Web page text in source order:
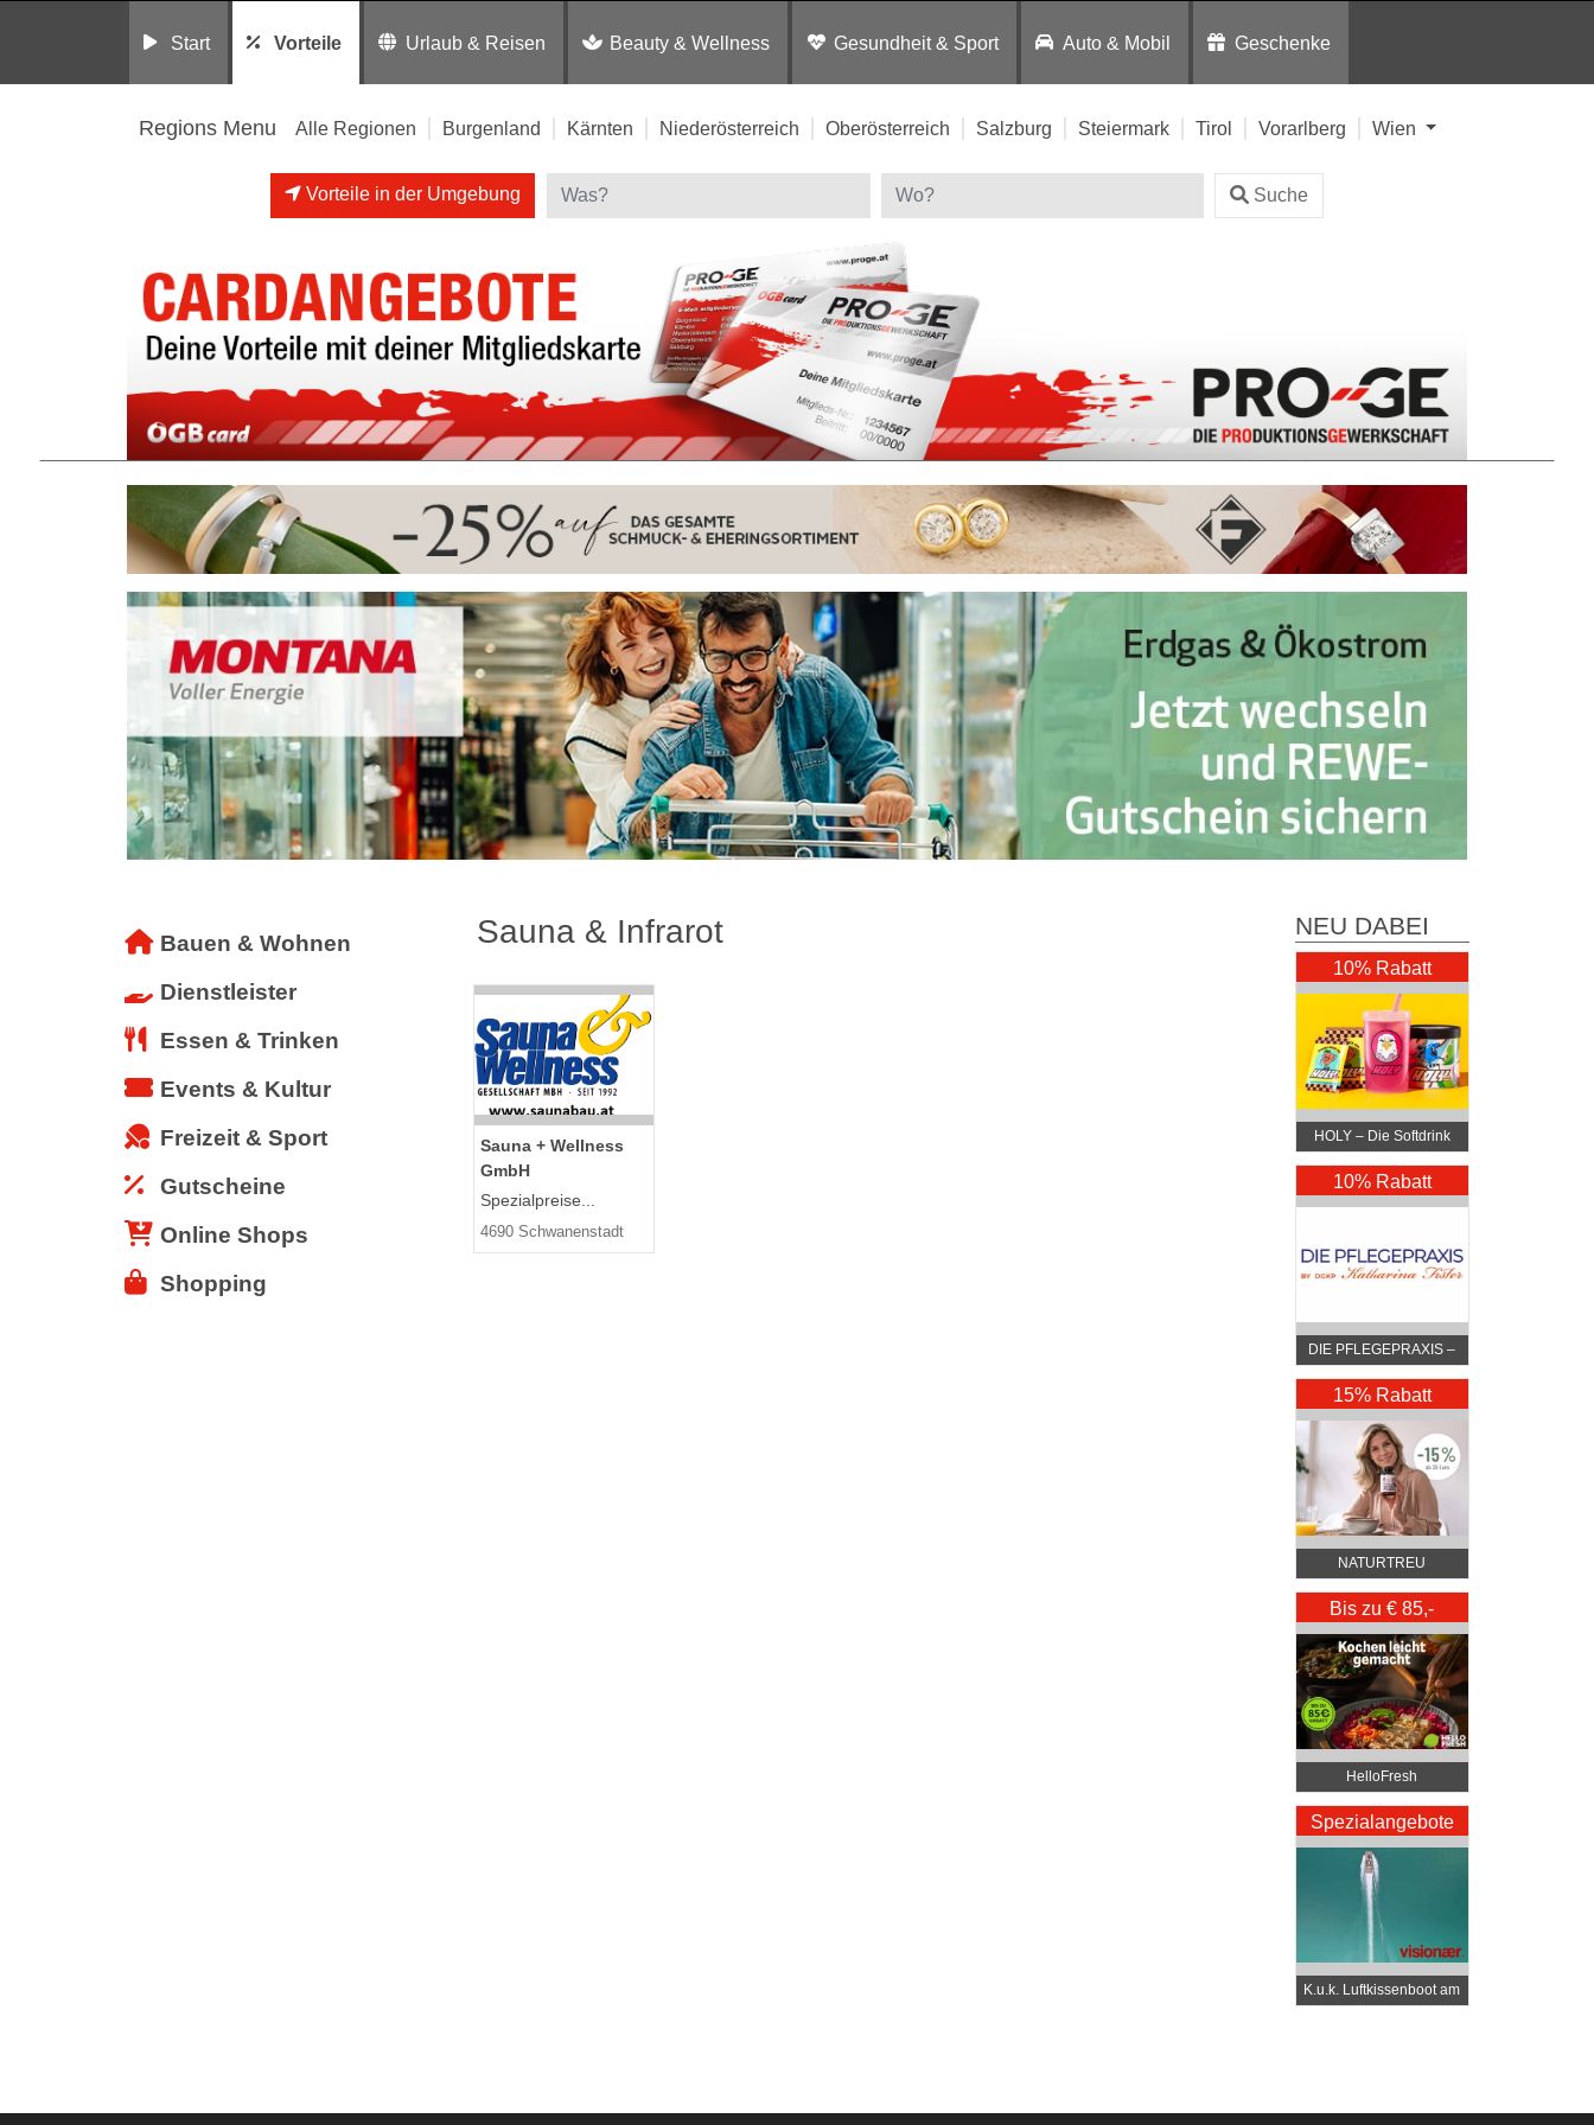
Start Vorteile Urlaub & Reisen Beauty & Wellness Gesundheit & Sport Auto & Mobil Geschenke
Regions Menu Alle Regionen Burgenland Kärnten Niederösterreich Oberösterreich Salzburg Steiermark Tirol Vorarlberg Wien
Vorteile in der Umgebung Suche
Bauen & Wohnen
Dienstleister
Essen & Trinken
Events & Kultur
Freizeit & Sport
Gutscheine
Online Shops
Shopping
Sauna & Infrarot
Sauna + Wellness
GmbH
Spezialpreise...
4690 Schwanenstadt
NEU DABEI
10% Rabatt
HOLY – Die Softdrink
Revolution
10% Rabatt
DIE PFLEGEPRAXIS –
by DGKP Katharina
Fister
15% Rabatt
NATURTREU
Bis zu € 85,-
Rabatt
HelloFresh
Spezialangebote
K.u.k. Luftkissenboot am
Wörthersee